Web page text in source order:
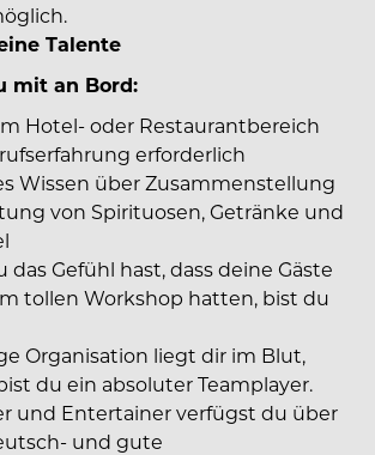
Talente
mit an Bord:
Hotel- oder Restaurantbereich
erforderlich
Wissen über Zusammenstellung
von Spirituosen, Getränke und
das Gefühl hast, dass deine Gäste
tollen Workshop hatten, bist du
Organisation liegt dir im Blut,
du ein absoluter Teamplayer.
und Entertainer verfügst du über
und gute